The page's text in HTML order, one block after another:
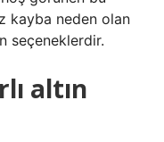
kayba neden olan
seçeneklerdir.
altın